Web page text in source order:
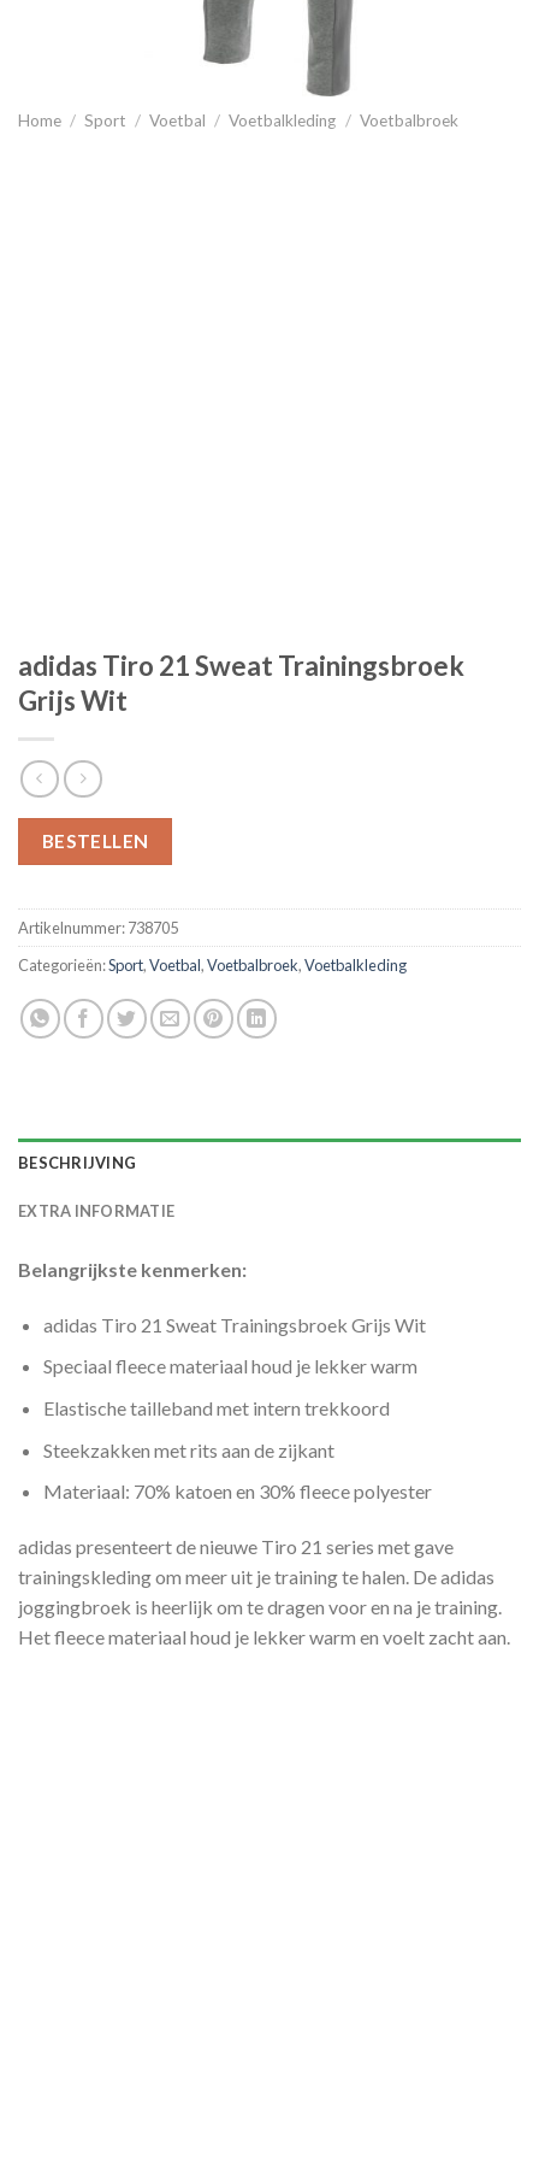
Home / Sport / Voetbal / Voetbalkleding / Voetbalbroek
adidas Tiro 21 Sweat Trainingsbroek
Grijs Wit
BESTELLEN
Artikelnummer:738705
Categorieën:Sport,Voetbal,Voetbalbroek,Voetbalkleding
BESCHRIJVING
EXTRA INFORMATIE
Belangrijkste kenmerken:
adidas Tiro 21 Sweat Trainingsbroek Grijs Wit
Speciaal fleece materiaal houd je lekker warm
Elastische tailleband met intern trekkoord
Steekzakken met rits aan de zijkant
Materiaal: 70% katoen en 30% fleece polyester
adidas presenteert de nieuwe Tiro 21 series met gave
trainingskleding om meer uit je training te halen. De adidas
joggingbroek is heerlijk om te dragen voor en na je training.
Het fleece materiaal houd je lekker warm en voelt zacht aan.